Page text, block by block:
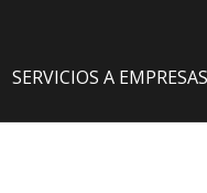
SERVICIOS A EMPRESAS